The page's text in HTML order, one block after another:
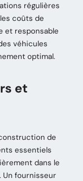
régulières
coûts de
et responsable
véhicules
optimal.
et
de
essentiels
dans le
fournisseur